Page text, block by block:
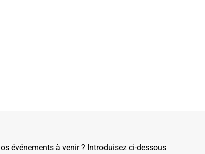
événements à venir ? Introduisez ci-dessous